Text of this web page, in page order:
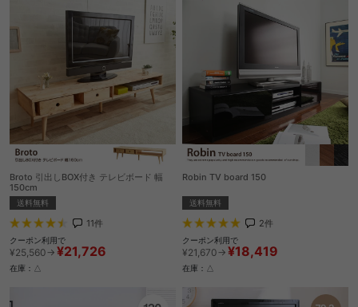
Broto 引出しBOX付き テレビボード 幅
150cm
送料無料
11件
クーポン利用で
¥25,560→ ¥21,726
在庫：△
Robin TV board 150
送料無料
2件
クーポン利用で
¥21,670→ ¥18,419
在庫：△